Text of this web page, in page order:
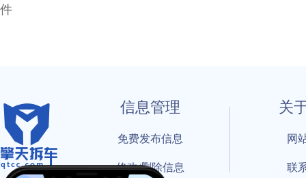
件
信息管理
免费发布信息
修改/删除信息
关
网
联